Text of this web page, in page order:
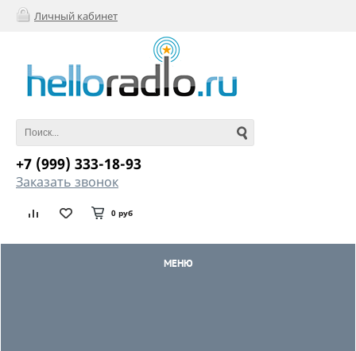
Личный кабинет
+7 (999) 333-18-93
Заказать звонок
0 руб
МЕНЮ